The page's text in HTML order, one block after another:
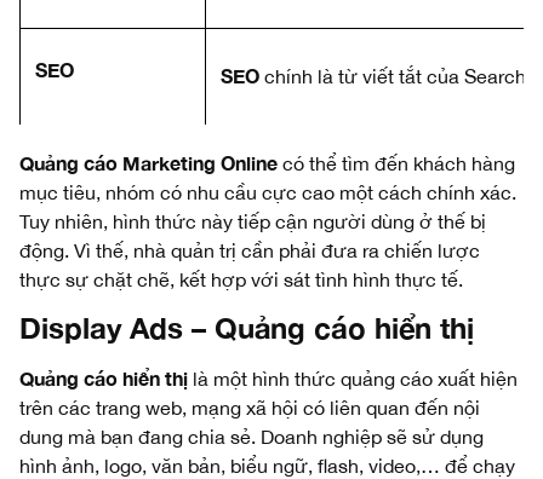
SEO SEO chính là từ viết tắt của Search
Quảng cáo Marketing Online có thể tìm đến khách hàng
mục tiêu, nhóm có nhu cầu cực cao một cách chính xác.
Tuy nhiên, hình thức này tiếp cận người dùng ở thế bị
động. Vì thế, nhà quản trị cần phải đưa ra chiến lược
thực sự chặt chẽ, kết hợp với sát tình hình thực tế.
Display Ads – Quảng cáo hiển thị
Quảng cáo hiển thị là một hình thức quảng cáo xuất hiện
trên các trang web, mạng xã hội có liên quan đến nội
dung mà bạn đang chia sẻ. Doanh nghiệp sẽ sử dụng
hình ảnh, logo, văn bản, biểu ngữ, flash, video,… để chạy